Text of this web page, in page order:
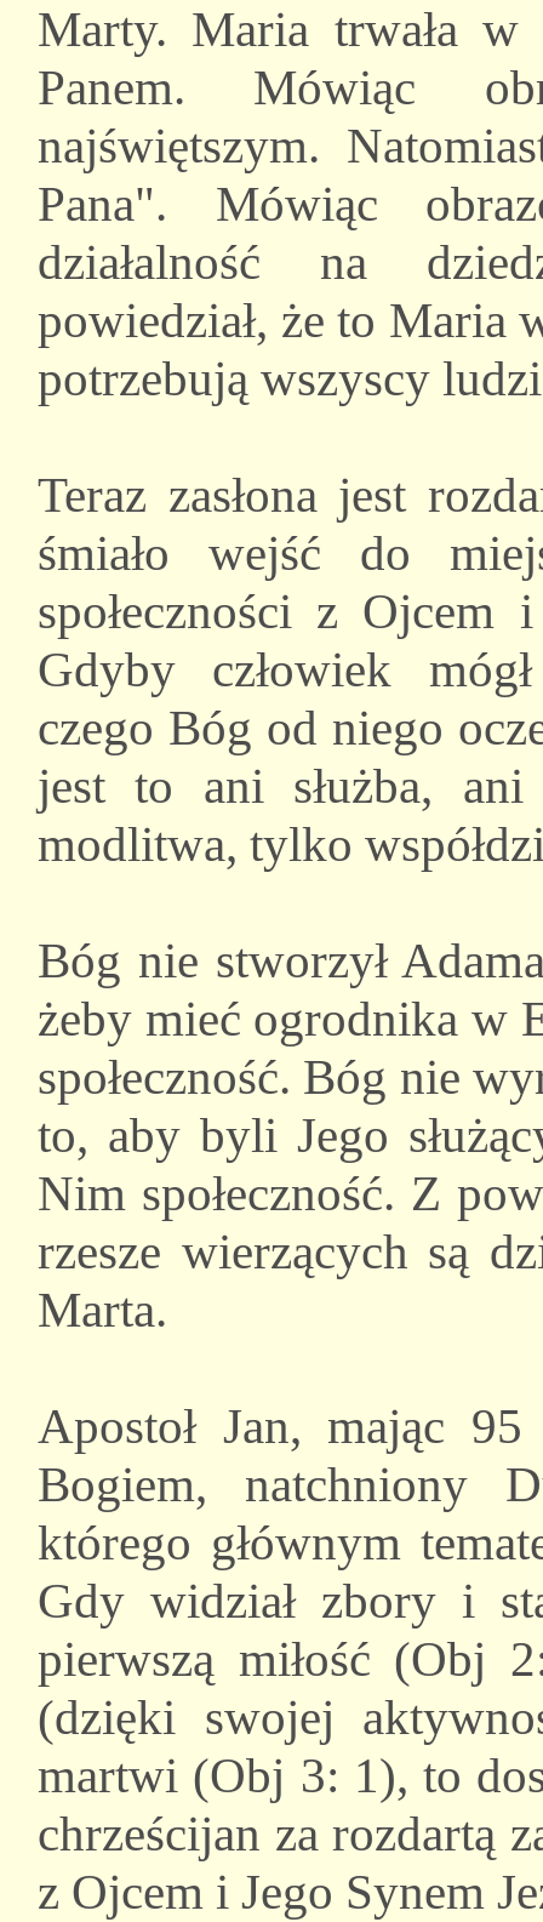
Marty. Maria trwała w
Panem. Mówiąc
najświętszym.
Pana". Mówiąc
działalność na
powiedział, że to Maria
potrzebują wszyscy
Teraz zasłona jest
śmiało wejść do
społeczności z Ojcem
Gdyby człowiek
czego Bóg od niego
jest to ani służba,
modlitwa, tylko
Bóg nie stworzył
żeby mieć ogrodnika w
społeczność. Bóg nie
to, aby byli Jego
Nim społeczność. Z
rzesze wierzących są
Marta.
Apostoł Jan, mając
Bogiem, natchniony
którego głównym
Gdy widział zbory i
pierwszą miłość
(dzięki swojej
martwi (Obj 3: 1), to
chrześcijan za rozdartą
z Ojcem i Jego Synem